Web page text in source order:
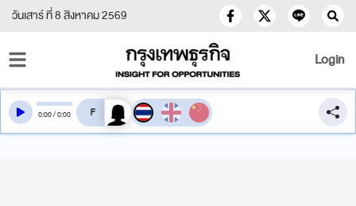
วันเสาร์ ที่ 8 สิงหาคม 2569
Login
0:00/0:00 สลับเสียงอ่าน